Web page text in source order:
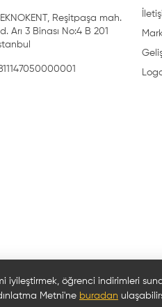
Reşitpaşa mah.
Arı 3 Binası No:4 B 201
iyileştirmek, öğrenci indirimleri
Metni'ne buradan